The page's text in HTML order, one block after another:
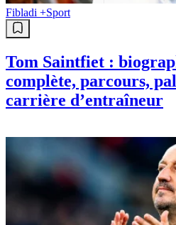
Fibladi +Sport
Tom Saintfiet :
complète, parcours,
carrière d’entraîneur